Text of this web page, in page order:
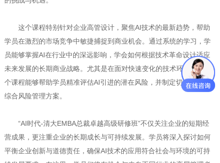
这个课程特别针对企业高管设计，聚焦AI技术的最新趋势，帮助
学员在激烈的市场竞争中敏捷捕捉到商业机会。通过系统的学习，学
员能够掌握AI在行业中的深远影响，学会如何根据技术革命设计适应
未来发展的长期商业战略。尤其是在面对快速变化的技术环境时，这
个课程能够帮助学员精准评估AI引进的潜在风险，并制定切实可行的
综合风险管理方案。
“AI时代-清大EMBA总裁卓越高级研修班”不仅关注企业的短期经
营成果，更注重企业的长期成长与可持续发展。学员将深入探讨如何
平衡企业创新与道德责任，确保AI技术的应用符合社会与环境的可持